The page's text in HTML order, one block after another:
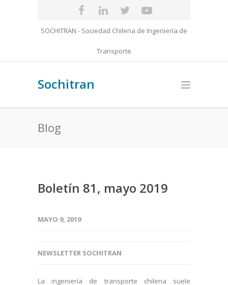
SOCHITRAN - Sociedad Chilena de Ingeniería de
Transporte
Sochitran
Blog
Boletín 81, mayo 2019
MAYO 9, 2019
NEWSLETTER SOCHITRAN
La ingeniería de transporte chilena suele